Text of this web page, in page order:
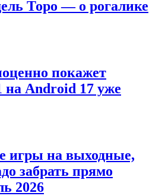
Торо — о рогалике
покажет
на Android 17 уже
игры на выходные,
забрать прямо
2026